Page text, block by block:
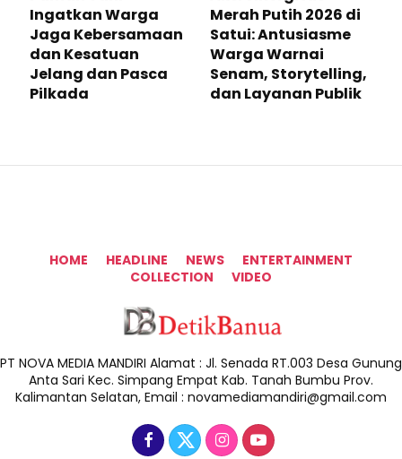
Ingatkan Warga
Jaga Kebersamaan
dan Kesatuan
Jelang dan Pasca
Pilkada
Merah Putih 2026 di
Satui: Antusiasme
Warga Warnai
Senam, Storytelling,
dan Layanan Publik
HOME HEADLINE NEWS
ENTERTAINMENT
COLLECTION
VIDEO
PT NOVA MEDIA MANDIRI Alamat : Jl. Senada RT.003 Desa Gunung
Anta Sari Kec. Simpang Empat Kab. Tanah Bumbu Prov.
Kalimantan Selatan, Email : novamediamandiri@gmail.com